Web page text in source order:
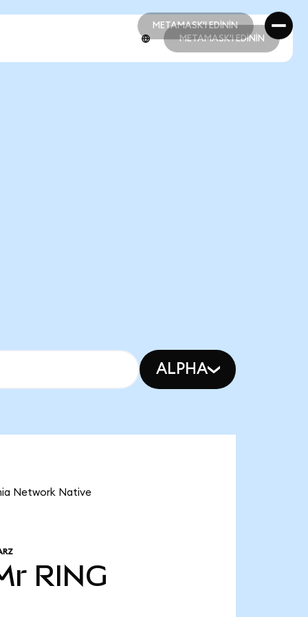
METAMASK'I EDİNİN
METAMASK'I EDİNİN
METAMASK'I EDİNİN
ALPHA
Network Native
RING